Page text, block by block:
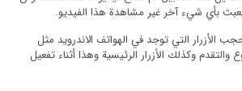
بأي شيء آخر غير مشاهدة هذا الفيديو.
الأزرار التي توجد في الهواتف الاندرويد مثل
والتقدم وكذلك الأزرار الرئيسية وهذا أثناء تفعيل